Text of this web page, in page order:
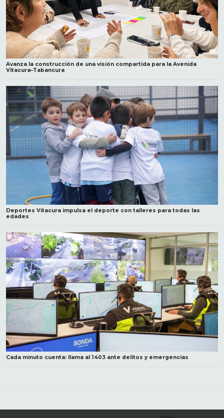
Avanza la construcción de una visión compartida para la Avenida
Vitacura–Tabancura
Deportes Vitacura impulsa el deporte con talleres para todas las
edades
Cada minuto cuenta: llama al 1403 ante delitos y emergencias